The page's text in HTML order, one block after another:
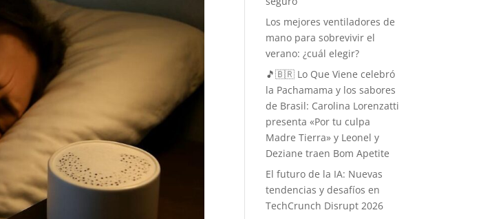
Los mejores ventiladores de
mano para sobrevivir el
verano: ¿cuál elegir?
🎵🇧🇷 Lo Que Viene celebró
la Pachamama y los sabores
de Brasil: Carolina Lorenzatti
presenta «Por tu culpa
Madre Tierra» y Leonel y
Deziane traen Bom Apetite
El futuro de la IA: Nuevas
tendencias y desafíos en
TechCrunch Disrupt 2026